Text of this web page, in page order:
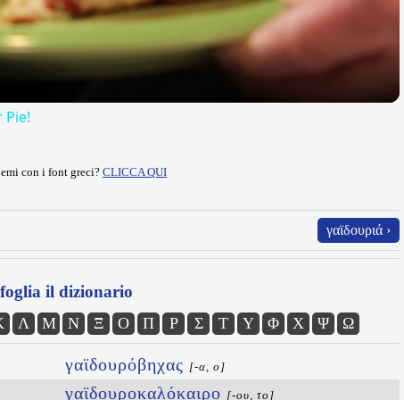
Pie!
con i font greci? CLICCA QUI
γαϊδουριά ›
il dizionario
Λ Μ Ν Ξ Ο Π Ρ Σ Τ Υ Φ Χ Ψ Ω
γαϊδουρόβηχας [-α, ο]
γαϊδουροκαλόκαιρο [-ου, το]